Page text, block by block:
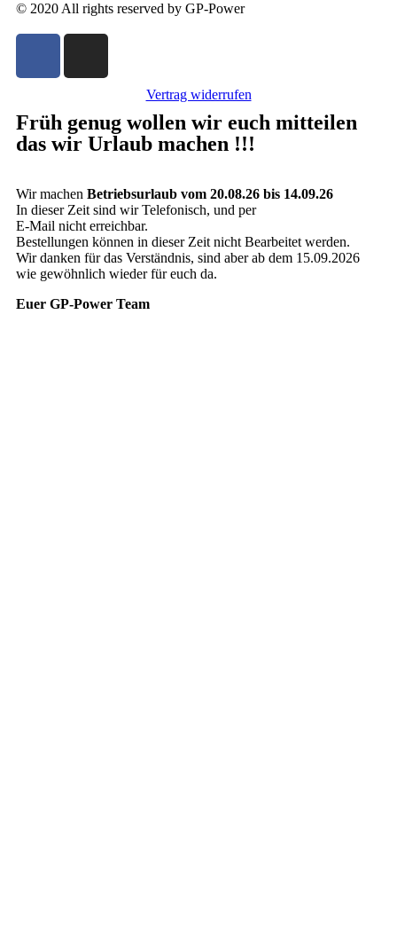
© 2020 All rights reserved by GP-Power
Vertrag widerrufen
Früh genug wollen wir euch mitteilen
das wir Urlaub machen !!!
Wir machen Betriebsurlaub vom 20.08.26 bis 14.09.26
In dieser Zeit sind wir Telefonisch, und per
E-Mail nicht erreichbar.
Bestellungen können in dieser Zeit nicht Bearbeitet werden.
Wir danken für das Verständnis, sind aber ab dem 15.09.2026
wie gewöhnlich wieder für euch da.
Euer GP-Power Team